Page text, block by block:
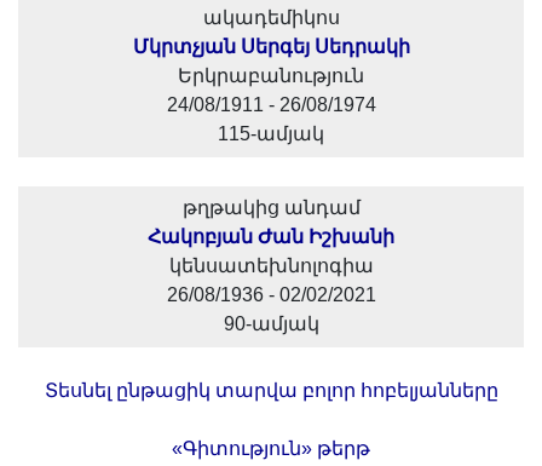
ակադեմիկոս
Մկրտչյան Սերգեյ Սեդրակի
Երկրաբանություն
24/08/1911 - 26/08/1974
115-ամյակ
թղթակից անդամ
Հակոբյան Ժան Իշխանի
կենսատեխնոլոգիա
26/08/1936 - 02/02/2021
90-ամյակ
Տեսնել ընթացիկ տարվա բոլոր հոբելյանները
«Գիտություն» թերթ